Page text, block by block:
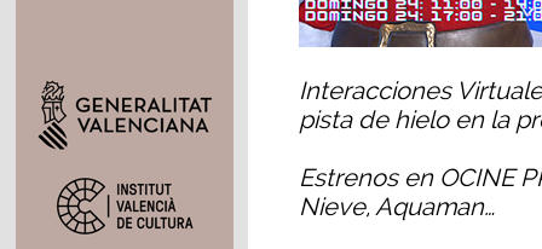
Interacciones
pista de hielo en la
Estrenos en OCINE
Nieve, Aquaman…